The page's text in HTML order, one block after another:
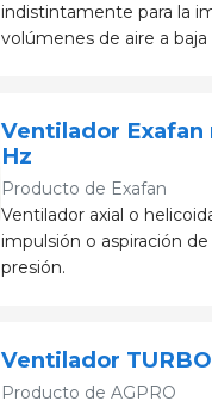
indistintamente para la
volúmenes de aire a baja
Ventilador Exafan
Hz
Producto de Exafan
Ventilador axial o
impulsión o aspiración
presión.
Ventilador TURBO
Producto de AGPRO